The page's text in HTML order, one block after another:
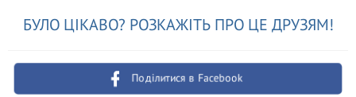
БУЛО ЦІКАВО? РОЗКАЖІТЬ ПРО ЦЕ ДРУЗЯМ!
Поділитися в Facebook